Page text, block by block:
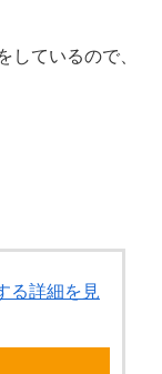
しているので、
る詳細を見